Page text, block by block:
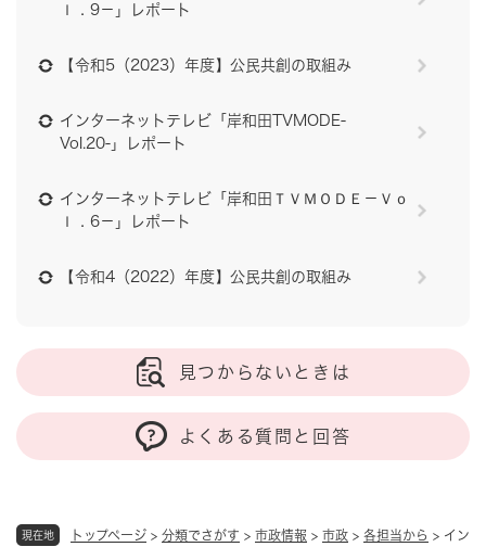
現在地 トップページ > 分類でさがす > 市政情報 > 市政 > 各担当から > イン
ｌ．9－」レポート
【令和5（2023）年度】公民共創の取組み
インターネットテレビ「岸和田TVMODE-
Vol.20-」レポート
インターネットテレビ「岸和田ＴＶＭＯＤＥ－Ｖｏ
ｌ．6－」レポート
【令和4（2022）年度】公民共創の取組み
見つからないときは
よくある質問と回答